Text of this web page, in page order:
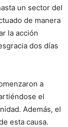
un sector del
de manera
la acción
dos días
a
el
Además, el
esta causa.